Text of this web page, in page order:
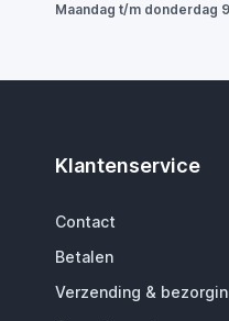
Maandag t/m donderdag
Klantenservice
Contact
Betalen
Verzending &